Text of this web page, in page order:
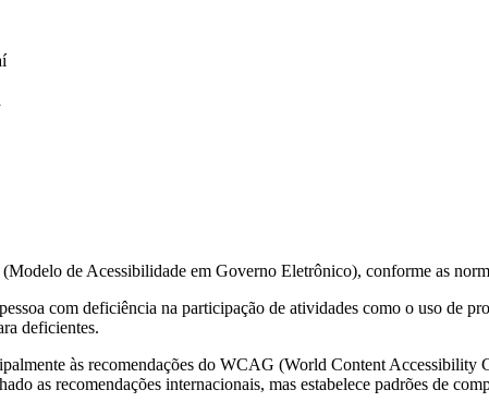
de Acessibilidade em Governo Eletrônico), conforme as
com deficiência na participação de atividades como o uso de
deficientes.
às recomendações do WCAG (World Content
as recomendações internacionais, mas estabelece padrões de